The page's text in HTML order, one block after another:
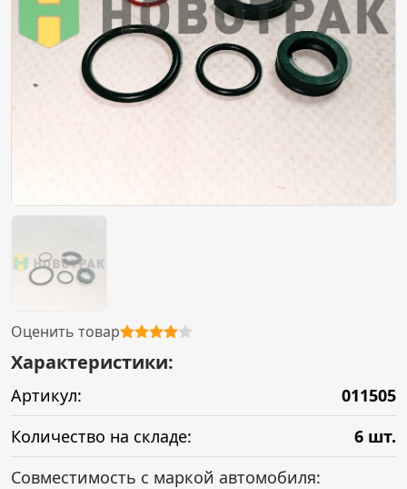
Оценить товар
Характеристики:
Артикул:
011505
Количество на складе:
6 шт.
Совместимость с маркой автомобиля: